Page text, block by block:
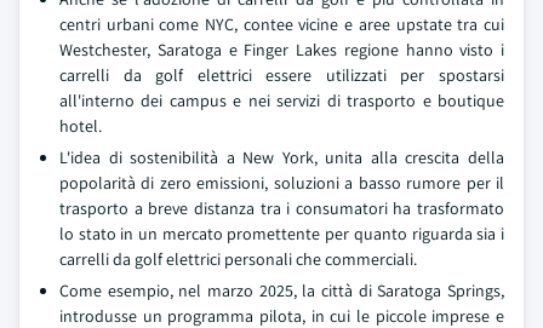
centri urbani come NYC, contee vicine e aree upstate tra cui
Westchester, Saratoga e Finger Lakes regione hanno visto i
carrelli da golf elettrici essere utilizzati per spostarsi
all'interno dei campus e nei servizi di trasporto e boutique
hotel.
L'idea di sostenibilità a New York, unita alla crescita della
popolarità di zero emissioni, soluzioni a basso rumore per il
trasporto a breve distanza tra i consumatori ha trasformato
lo stato in un mercato promettente per quanto riguarda sia i
carrelli da golf elettrici personali che commerciali.
Come esempio, nel marzo 2025, la città di Saratoga Springs,
introdusse un programma pilota, in cui le piccole imprese e